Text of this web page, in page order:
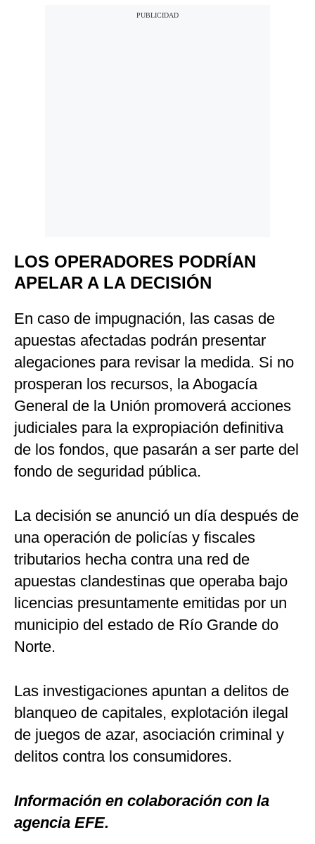
LOS OPERADORES PODRÍAN
APELAR A LA DECISIÓN
En caso de impugnación, las casas de
apuestas afectadas podrán presentar
alegaciones para revisar la medida. Si no
prosperan los recursos, la Abogacía
General de la Unión promoverá acciones
judiciales para la expropiación definitiva
de los fondos, que pasarán a ser parte del
fondo de seguridad pública.
La decisión se anunció un día después de
una operación de policías y fiscales
tributarios hecha contra una red de
apuestas clandestinas que operaba bajo
licencias presuntamente emitidas por un
municipio del estado de Río Grande do
Norte.
Las investigaciones apuntan a delitos de
blanqueo de capitales, explotación ilegal
de juegos de azar, asociación criminal y
delitos contra los consumidores.
Información en colaboración con la
agencia EFE.